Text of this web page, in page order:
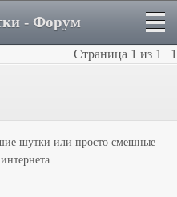
- Форум
Страница 1 из 1 1
шутки или просто смешные